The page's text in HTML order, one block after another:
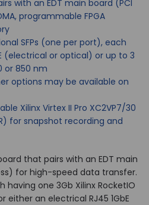
with an EDT main board (PCI
programmable FPGA
SFPs (one per port), each
(electrical or optical) or up to 3
or 850 nm
options may be available on
Xilinx Virtex II Pro XC2VP7/30
for snapshot recording and
that pairs with an EDT main
for high-speed data transfer.
having one 3Gb Xilinx RocketIO
either an electrical RJ45 1GbE